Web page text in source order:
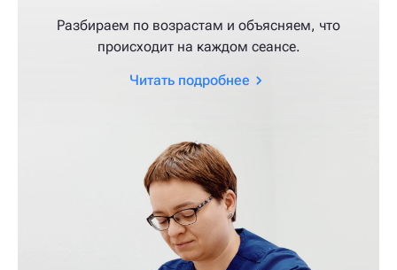
Разбираем по возрастам и объясняем, что
происходит на каждом сеансе.
Читать подробнее